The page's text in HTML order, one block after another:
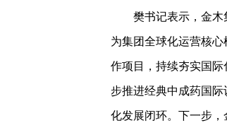
樊书记表示，金木集
为集团全球化运营核
作项目，持续夯实国
步推进经典中成药国
化发展闭环。下一步